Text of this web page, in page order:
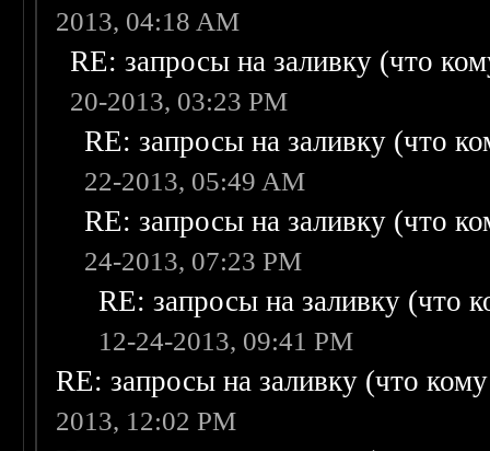
2013, 04:18 AM
RE: запросы на заливку (что
20-2013, 03:23 PM
RE: запросы на заливку (что
22-2013, 05:49 AM
RE: запросы на заливку (что
24-2013, 07:23 PM
RE: запросы на заливку (что
12-24-2013, 09:41 PM
RE: запросы на заливку (что
2013, 12:02 PM